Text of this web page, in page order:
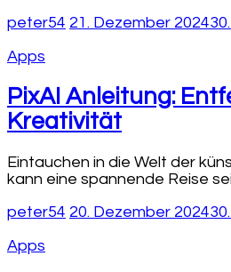
peter54 21. Dezember 2024
Apps
PixAI Anleitung:
Kreativität
Eintauchen in die Welt der
kann eine spannende Reise
peter54 20. Dezember 2024
Apps